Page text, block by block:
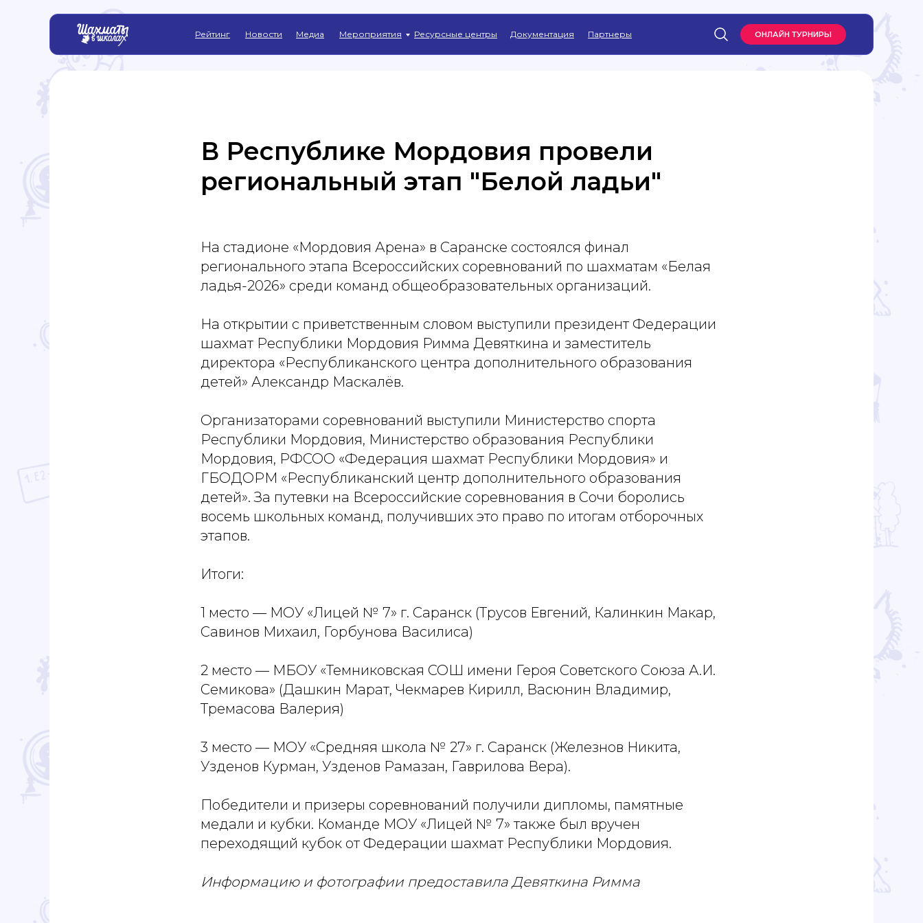
ОНЛАЙН ТУРНИРЫ
Рейтинг Документация
Ресурсные центры
Новости Мероприятия Партнеры
Медиа
В Республике Мордовия провели
региональный этап "Белой ладьи"
На стадионе «Мордовия Арена» в Саранске состоялся финал
регионального этапа Всероссийских соревнований по шахматам «Белая
ладья-2026» среди команд общеобразовательных организаций.
На открытии с приветственным словом выступили президент Федерации
шахмат Республики Мордовия Римма Девяткина и заместитель
директора «Республиканского центра дополнительного образования
детей» Александр Маскалёв.
Организаторами соревнований выступили Министерство спорта
Республики Мордовия, Министерство образования Республики
Мордовия, РФСОО «Федерация шахмат Республики Мордовия» и
ГБОДОРМ «Республиканский центр дополнительного образования
детей». За путевки на Всероссийские соревнования в Сочи боролись
восемь школьных команд, получивших это право по итогам отборочных
этапов.
Итоги:
1 место — МОУ «Лицей № 7» г. Саранск (Трусов Евгений, Калинкин Макар,
Савинов Михаил, Горбунова Василиса)
2 место — МБОУ «Темниковская СОШ имени Героя Советского Союза А.И.
Семикова» (Дашкин Марат, Чекмарев Кирилл, Васюнин Владимир,
Тремасова Валерия)
3 место — МОУ «Средняя школа № 27» г. Саранск (Железнов Никита,
Узденов Курман, Узденов Рамазан, Гаврилова Вера).
Победители и призеры соревнований получили дипломы, памятные
медали и кубки. Команде МОУ «Лицей № 7» также был вручен
переходящий кубок от Федерации шахмат Республики Мордовия.
Информацию и фотографии предоставила Девяткина Римма